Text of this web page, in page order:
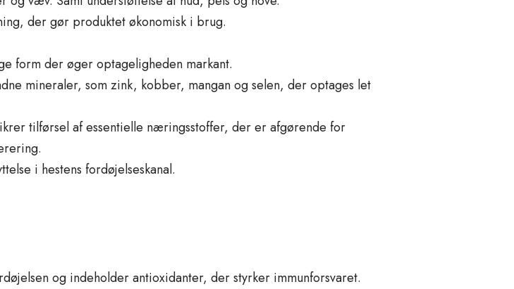
der gør produktet økonomisk i brug.
form der øger optageligheden markant.
mineraler, som zink, kobber, mangan og selen, der optages let
tilførsel af essentielle næringsstoffer, der er afgørende for
i hestens fordøjelseskanal.
og indeholder antioxidanter, der styrker immunforsvaret.